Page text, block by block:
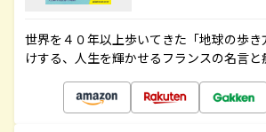
世界を４０年以上歩いてきた「地球の歩
けする、人生を輝かせるフランスの名言